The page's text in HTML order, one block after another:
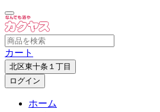
カート
北区東十条１丁目
ログイン
ホーム